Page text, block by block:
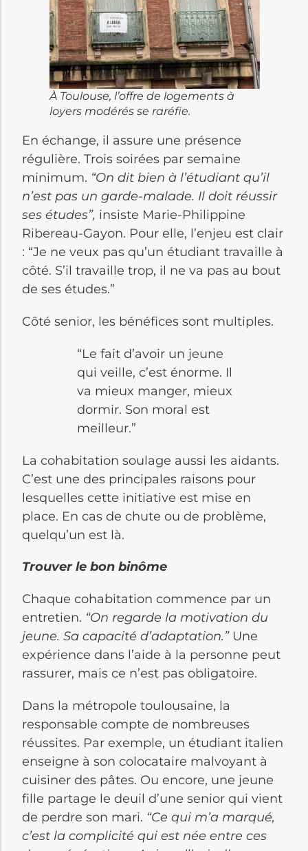
À Toulouse, l’offre de logements à
loyers modérés se raréfie.
En échange, il assure une présence
régulière. Trois soirées par semaine
minimum. “On dit bien à l’étudiant qu’il
n’est pas un garde-malade. Il doit réussir
ses études”, insiste Marie-Philippine
Ribereau-Gayon. Pour elle, l’enjeu est clair
: “Je ne veux pas qu’un étudiant travaille à
côté. S’il travaille trop, il ne va pas au bout
de ses études.”
Côté senior, les bénéfices sont multiples.
“Le fait d’avoir un jeune
qui veille, c’est énorme. Il
va mieux manger, mieux
dormir. Son moral est
meilleur.”
La cohabitation soulage aussi les aidants.
C’est une des principales raisons pour
lesquelles cette initiative est mise en
place. En cas de chute ou de problème,
quelqu’un est là.
Trouver le bon binôme
Chaque cohabitation commence par un
entretien. “On regarde la motivation du
jeune. Sa capacité d’adaptation.” Une
expérience dans l’aide à la personne peut
rassurer, mais ce n’est pas obligatoire.
Dans la métropole toulousaine, la
responsable compte de nombreuses
réussites. Par exemple, un étudiant italien
enseigne à son colocataire malvoyant à
cuisiner des pâtes. Ou encore, une jeune
fille partage le deuil d’une senior qui vient
de perdre son mari. “Ce qui m’a marqué,
c’est la complicité qui est née entre ces